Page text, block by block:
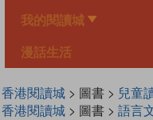
我的閱讀城
漫話生活
香港閱讀城> 圖書 > 兒童
香港閱讀城> 圖書 > 語言